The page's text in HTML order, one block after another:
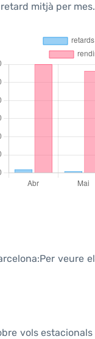
mitjà per mes.
veure
vols